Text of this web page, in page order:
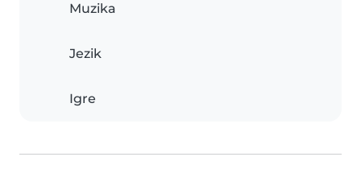
Muzika
Jezik
Igre